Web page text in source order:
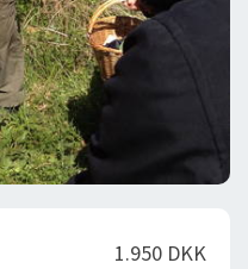
1.950 DKK